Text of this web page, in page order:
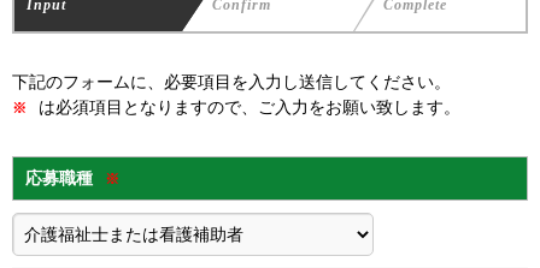
Input
Confirm
Complete
下記のフォームに、必要項目を入力し送信してください。
※ は必須項目となりますので、ご入力をお願い致します。
応募職種 ※